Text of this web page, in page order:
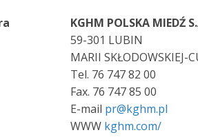
KGHM POLSKA MIEDŹ
59-301 LUBIN
MARII SKŁODOWSKIEJ-
Tel. 76 747 82 00
Fax. 76 747 85 00
E-mail pr@kghm.pl
WWW kghm.com/